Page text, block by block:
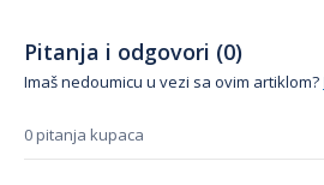
Pitanja i odgovori (0)
Imaš nedoumicu u vezi sa ovim artiklom?
0 pitanja kupaca